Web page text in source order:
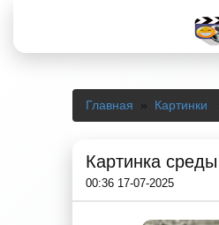
Главная » Картинки
Картинка
00:36 17-07-2025